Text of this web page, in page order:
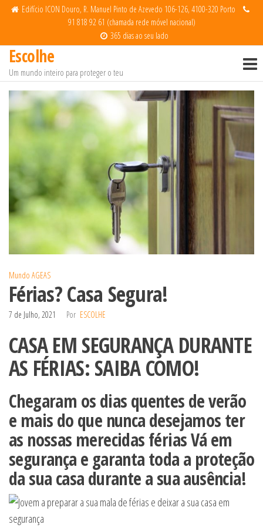
Saltar
conteúdo
Edifício ICON Douro, R. Manuel Pinto de Azevedo 106-126, 4100-320 Porto
91 818 92 61 (chamada rede móvel nacional)
365 dias ao seu lado
Escolhe
Um mundo inteiro para proteger o teu
Mundo AGEAS
Férias? Casa Segura!
7 de Julho, 2021 Por ESCOLHE
CASA EM SEGURANÇA DURANTE
AS FÉRIAS: SAIBA COMO!
Chegaram os dias quentes de verão
e mais do que nunca desejamos ter
as nossas merecidas férias Vá em
segurança e garanta toda a proteção
da sua casa durante a sua ausência!